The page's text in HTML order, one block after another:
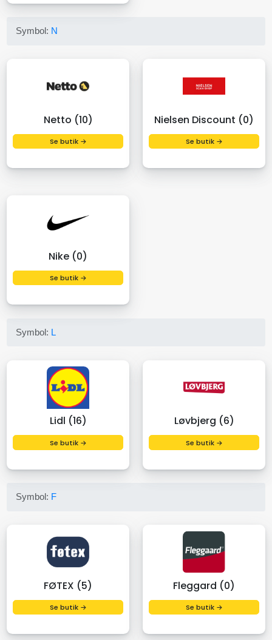
Symbol: N
Netto (10)
Se butik →
Nielsen Discount (0)
Se butik →
Nike (0)
Se butik →
Symbol: L
Lidl (16)
Se butik →
Løvbjerg (6)
Se butik →
Symbol: F
FØTEX (5)
Se butik →
Fleggard (0)
Se butik →